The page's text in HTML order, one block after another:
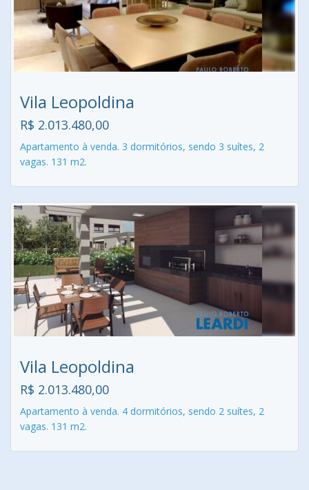
Vila Leopoldina
R$ 2.013.480,00
Apartamento à venda. 3 dormitórios, sendo 3 suítes, 2
vagas. 131 m2.
Vila Leopoldina
R$ 2.013.480,00
Apartamento à venda. 4 dormitórios, sendo 2 suítes, 2
vagas. 131 m2.